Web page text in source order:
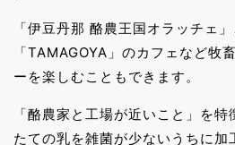
「伊豆丹那 酪農王国オラッチェ
「TAMAGOYA」のカフェなど牧
ーを楽しむこともできます。
「酪農家と工場が近いこと」を
たての乳を雑菌が少ないうちに